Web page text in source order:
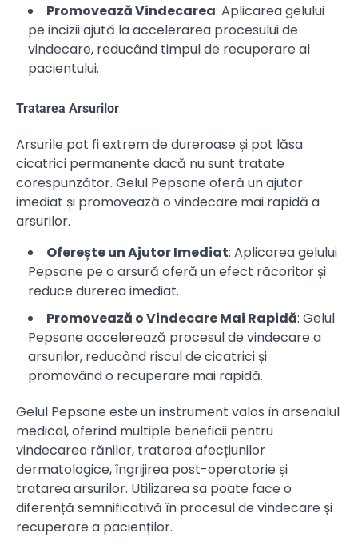
Promovează Vindecarea: Aplicarea gelului
pe incizii ajută la accelerarea procesului de
vindecare, reducând timpul de recuperare al
pacientului.
Tratarea Arsurilor
Arsurile pot fi extrem de dureroase și pot lăsa
cicatrici permanente dacă nu sunt tratate
corespunzător. Gelul Pepsane oferă un ajutor
imediat și promovează o vindecare mai rapidă a
arsurilor.
Oferește un Ajutor Imediat: Aplicarea gelului
Pepsane pe o arsură oferă un efect răcoritor și
reduce durerea imediat.
Promovează o Vindecare Mai Rapidă: Gelul
Pepsane accelerează procesul de vindecare a
arsurilor, reducând riscul de cicatrici și
promovând o recuperare mai rapidă.
Gelul Pepsane este un instrument valos în arsenalul
medical, oferind multiple beneficii pentru
vindecarea rănilor, tratarea afecțiunilor
dermatologice, îngrijirea post-operatorie și
tratarea arsurilor. Utilizarea sa poate face o
diferență semnificativă în procesul de vindecare și
recuperare a pacienților.